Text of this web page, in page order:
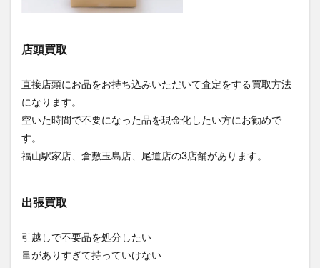
店頭買取
直接店頭にお品をお持ち込みいただいて査定をする買取方法
になります。
空いた時間で不要になった品を現金化したい方にお勧めで
す。
福山駅家店、倉敷玉島店、尾道店の3店舗があります。
出張買取
引越しで不要品を処分したい
量がありすぎて持っていけない